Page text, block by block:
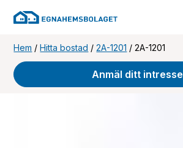
Hem /Hitta bostad /2A-1201 /2A-1201
Anmäl ditt intresse